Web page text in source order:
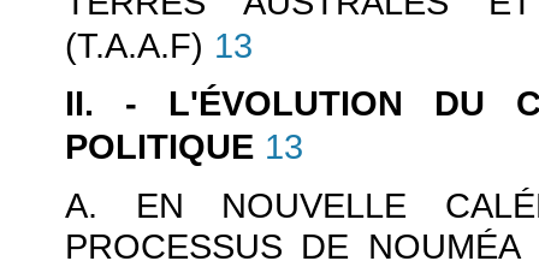
(T.A.A.F) 13
II. - L'ÉVOLUTION DU
POLITIQUE 13
A. EN NOUVELLE
PROCESSUS DE